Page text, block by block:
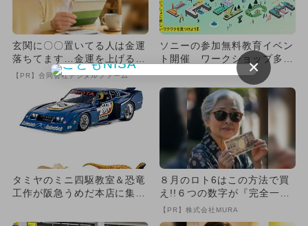
玄関に〇〇置いてる人は金運
落ちてます…金運を上げる方
法とは
【PR】合同会社デジタルファーム
ソニーの参加無料教育イベン
ト開催 ワークショップ多数
＆プログラミングコンテスト
タミヤのミニ四駆教室＆恐竜
工作が阪急うめだ本店に集
2〜...
８月のロト6はこの方法で買
え!!６つの数字が『完全一
致』する方法
【PR】株式会社MURA
×